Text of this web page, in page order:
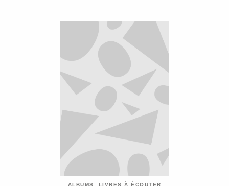
ALBUMS, LIVRES À ÉCOUTER